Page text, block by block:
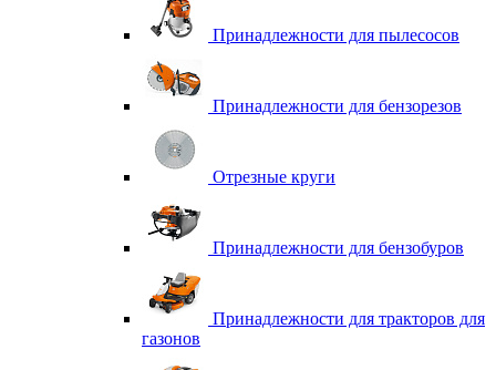
Принадлежности для пылесосов
Принадлежности для бензорезов
Отрезные круги
Принадлежности для бензобуров
Принадлежности для тракторов для
газонов